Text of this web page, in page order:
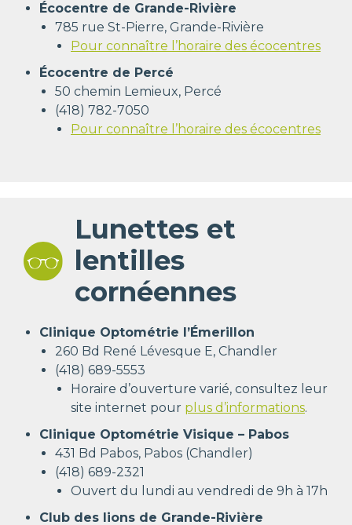
Écocentre de Grande-Rivière
785 rue St-Pierre, Grande-Rivière
Pour connaître l’horaire des écocentres
Écocentre de Percé
50 chemin Lemieux, Percé
(418) 782-7050
Pour connaître l’horaire des écocentres
Lunettes et
lentilles
cornéennes
Clinique Optométrie l’Émerillon
260 Bd René Lévesque E, Chandler
(418) 689-5553
Horaire d’ouverture varié, consultez leur
site internet pour plus d’informations.
Clinique Optométrie Visique – Pabos
431 Bd Pabos, Pabos (Chandler)
(418) 689-2321
Ouvert du lundi au vendredi de 9h à 17h
Club des lions de Grande-Rivière